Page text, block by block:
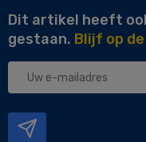
Dit artikel heeft
gestaan. Blijf op
Uw